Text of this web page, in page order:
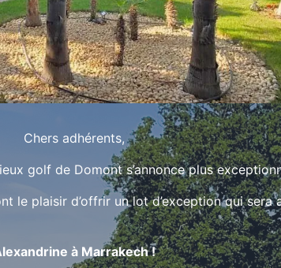
Chers adhérents,
golf de Domont s’annonce plus
le plaisir d’offrir un lot d’exception qui
à Marrakech !